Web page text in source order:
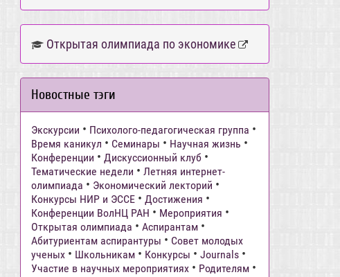
Открытая олимпиада по экономике
Новостные тэги
Экскурсии • Психолого-педагогическая группа •
Время каникул • Семинары • Научная жизнь •
Конференции • Дискуссионный клуб •
Тематические недели • Летняя интернет-
олимпиада • Экономический лекторий •
Конкурсы НИР и ЭССЕ • Достижения •
Конференции ВолНЦ РАН • Мероприятия •
Открытая олимпиада • Аспирантам •
Абитуриентам аспирантуры • Совет молодых
ученых • Школьникам • Конкурсы • Journals •
Участие в научных мероприятиях • Родителям •